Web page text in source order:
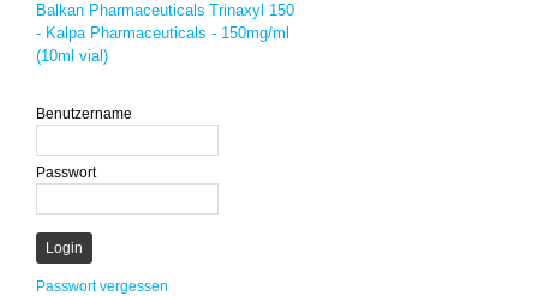
Balkan Pharmaceuticals Trinaxyl 150
- Kalpa Pharmaceuticals - 150mg/ml
(10ml vial)
Benutzername
Passwort
Passwort vergessen